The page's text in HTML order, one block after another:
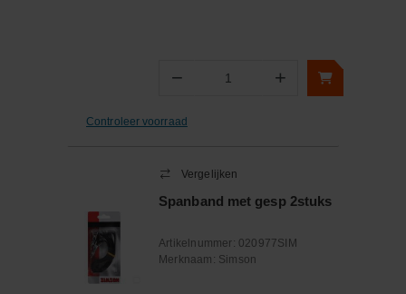
− Aantal +
Controleer voorraad
Vergelijken
Spanband met gesp 2stuks
Artikelnummer: 020977SIM
Merknaam: Simson